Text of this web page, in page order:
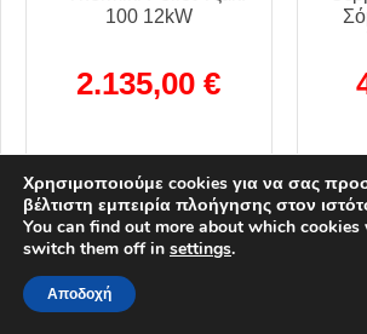
100 12kW
2.135,00€
ΠΡΟΣΘΉΚΗ
ΣΤΟ ΚΑΛΆΘΙ
Χρησιμοποιούμε cookies για να σας
βέλτιστη εμπειρία πλοήγησης στον
You can find out more about which cookies
switch them off in settings.
Αποδοχή